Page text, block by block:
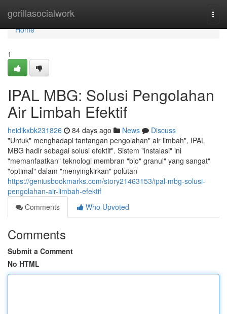
gorillasocialwork
Home
Home
1
IPAL MBG: Solusi Pengolahan
Air Limbah Efektif
heidikxbk231826 84 days ago News
Discuss
"Untuk" menghadapi tantangan pengolahan" air limbah", IPAL
MBG hadir sebagai solusi efektif". Sistem "instalasi" ini
"memanfaatkan" teknologi membran "bio" granul" yang sangat"
"optimal" dalam "menyingkirkan" polutan
https://geniusbookmarks.com/story21463153/ipal-mbg-solusi-
pengolahan-air-limbah-efektif
Comments
Who Upvoted
Comments
Submit a Comment
No HTML